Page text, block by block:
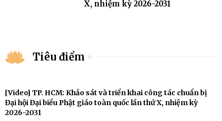
X, nhiệm kỳ 2026-2031
Tiêu điểm
[Video] TP. HCM: Khảo sát và triển khai công tác chuẩn bị
Đại hội Đại biểu Phật giáo toàn quốc lần thứ X, nhiệm kỳ
2026-2031